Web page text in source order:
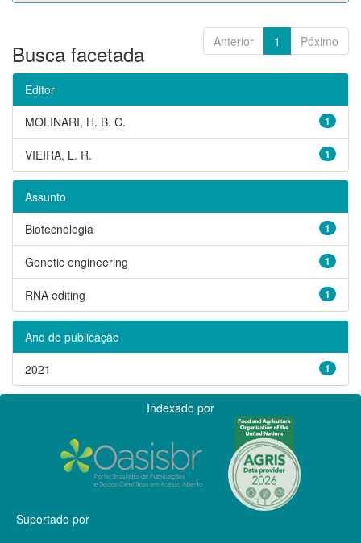
Anterior 1 Póximo
Busca facetada
Editor
1
MOLINARI, H. B. C.
1
VIEIRA, L. R.
Assunto
1
Biotecnologia
1
Genetic engineering
1
RNA editing
Ano de publicação
1
2021
Indexado por
Suportado por